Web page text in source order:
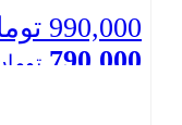
990,000 تومان بود.
790,000